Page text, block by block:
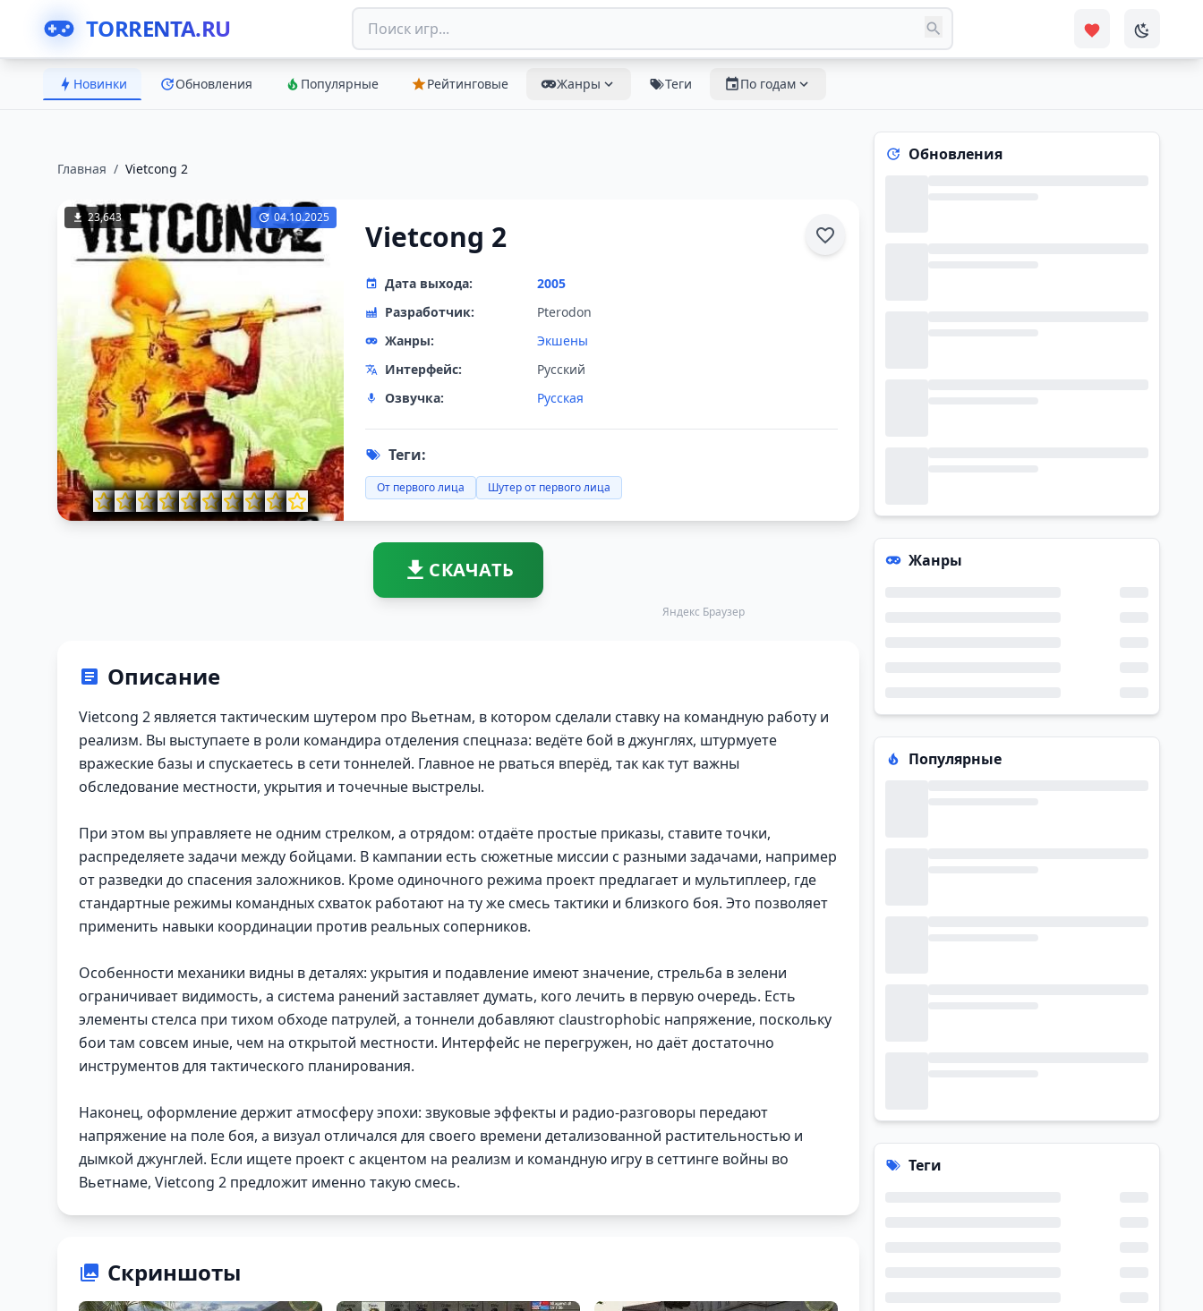
TORRENTA.RU
Новинки Обновления Популярные Рейтинговые Жанры Теги По годам
Главная / Vietcong 2
23,643 04.10.2025
Vietcong 2
Дата выхода:
2005
Разработчик:
Pterodon
Жанры:
Экшены
Интерфейс:
Русский
Озвучка:
Русская
Теги:
От первого лица Шутер от первого лица
СКАЧАТЬ
Яндекс Браузер
Описание
Vietcong 2 является тактическим шутером про Вьетнам, в котором сделали ставку на командную работу и
реализм. Вы выступаете в роли командира отделения спецназа: ведёте бой в джунглях, штурмуете
вражеские базы и спускаетесь в сети тоннелей. Главное не рваться вперёд, так как тут важны
обследование местности, укрытия и точечные выстрелы.
При этом вы управляете не одним стрелком, а отрядом: отдаёте простые приказы, ставите точки,
распределяете задачи между бойцами. В кампании есть сюжетные миссии с разными задачами, например
от разведки до спасения заложников. Кроме одиночного режима проект предлагает и мультиплеер, где
стандартные режимы командных схваток работают на ту же смесь тактики и близкого боя. Это позволяет
применить навыки координации против реальных соперников.
Особенности механики видны в деталях: укрытия и подавление имеют значение, стрельба в зелени
ограничивает видимость, а система ранений заставляет думать, кого лечить в первую очередь. Есть
элементы стелса при тихом обходе патрулей, а тоннели добавляют claustrophobic напряжение, поскольку
бои там совсем иные, чем на открытой местности. Интерфейс не перегружен, но даёт достаточно
инструментов для тактического планирования.
Наконец, оформление держит атмосферу эпохи: звуковые эффекты и радио-разговоры передают
напряжение на поле боя, а визуал отличался для своего времени детализованной растительностью и
дымкой джунглей. Если ищете проект с акцентом на реализм и командную игру в сеттинге войны во
Вьетнаме, Vietcong 2 предложит именно такую смесь.
Скриншоты
Обновления
Жанры
Популярные
Теги